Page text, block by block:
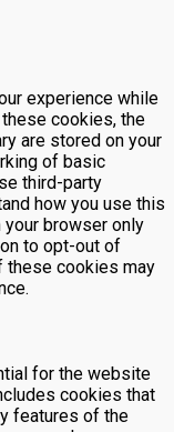
experience while
cookies, the
are stored on your
of basic
third-party
how you use this
browser only
to opt-out of
these cookies may
for the website
cookies that
features of the